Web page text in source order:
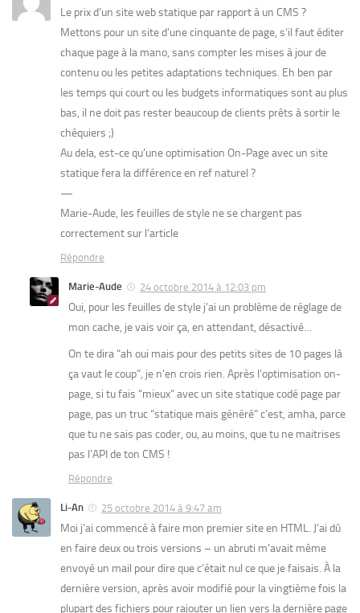
Le prix d’un site web statique par rapport à un CMS ?
Mettons pour un site d’une cinquante de page, s’il faut éditer
chaque page à la mano, sans compter les mises à jour de
contenu ou les petites adaptations techniques. Eh ben par
les temps qui court ou les budgets informatiques sont au plus
bas, il ne doit pas rester beaucoup de clients prêts à sortir le
chéquiers ;)
Au dela, est-ce qu’une optimisation On-Page avec un site
statique fera la différence en ref naturel ?
—
Marie-Aude, les feuilles de style ne se chargent pas
correctement sur l’article
Répondre
Marie-Aude 24 octobre 2014 à 12:03 pm
Oui, pour les feuilles de style j’ai un problème de réglage de
mon cache, je vais voir ça, en attendant, désactivé…
On te dira “ah oui mais pour des petits sites de 10 pages là
ça vaut le coup”, je n’en crois rien. Après l’optimisation on-
page, si tu fais “mieux” avec un site statique codé page par
page, pas un truc “statique mais généré” c’est, amha, parce
que tu ne sais pas coder, ou, au moins, que tu ne maitrises
pas l’API de ton CMS !
Répondre
Li-An 25 octobre 2014 à 9:47 am
Moi j’ai commencé à faire mon premier site en HTML. J’ai dû
en faire deux ou trois versions – un abruti m’avait même
envoyé un mail pour dire que c’était nul ce que je faisais. À la
dernière version, après avoir modifié pour la vingtième fois la
plupart des fichiers pour rajouter un lien vers la dernière page